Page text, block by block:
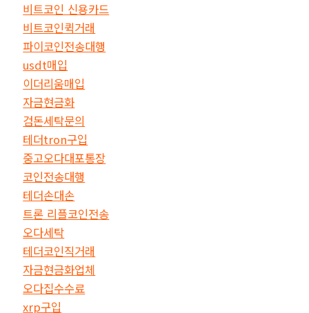
비트코인 신용카드
비트코인퀵거래
파이코인전송대행
usdt매입
이더리움매입
자금현금화
검돈세탁문의
테더tron구입
중고오다대포통장
코인전송대행
테더손대손
트론 리플코인전송
오다세탁
테더코인직거래
자금현금화업체
오다집수수료
xrp구입